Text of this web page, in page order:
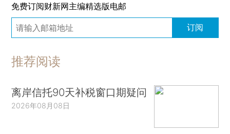
免费订阅财新网主编精选版电邮
订阅
推荐阅读
离岸信托90天补税窗口期疑问
2026年08月08日